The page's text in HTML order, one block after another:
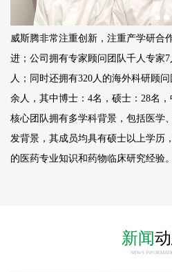
威斯腾非常注重创新，注重产学研合
进；公司拥有专家顾问团队千人专家
人；同时还拥有320人的海外科研顾
余人，其中博士：4名，硕士：28名
核心团队拥有多学科背景，包括医学
发背景，其成员均具有硕士以上学历
的医药专业知识和药物临床研究经验。
新闻
NEWS